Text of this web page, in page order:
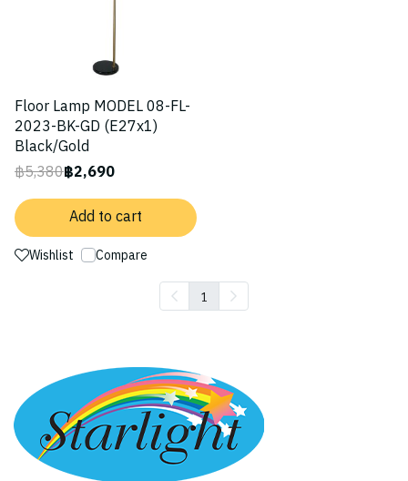
Floor Lamp MODEL 08-FL-
2023-BK-GD (E27x1)
Black/Gold
฿5,380฿2,690
Add to cart
Wishlist Compare
1